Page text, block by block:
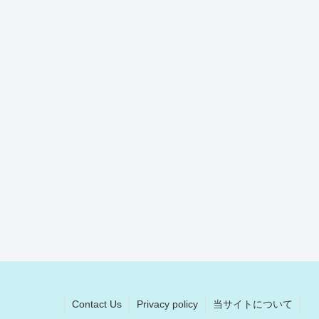
Contact Us Privacy policy 当サイトについて